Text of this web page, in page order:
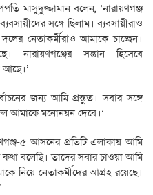
মাসুদুজ্জামান বলেন, ‘নারায়ণগঞ্জ
সঙ্গে ছিলাম। ব্যবসায়ীরাও
নেতাকর্মীরাও আমাকে চাচ্ছেন।
সন্তান হিসেবে
আছে।’
জন্য আমি প্রস্তুত। সবার সঙ্গে
আমাকে মনোনয়ন দেবে।’
৫ আসনের প্রতিটি এলাকায় আমি
কথা বলেছি। তাদের সবার চাওয়া আমি
নিয়ে নেতাকর্মীদের আগ্রহ রয়েছে।